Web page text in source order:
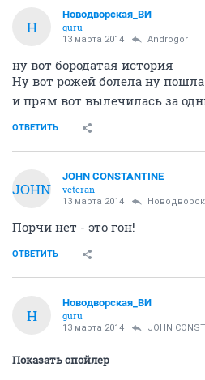
Н
Новодворcкая_ВИ
guru
13 марта 2014 Androgor
ну вот бородатая история
Ну вот рожей болела ну
и прям вот вылечилась за
ОТВЕТИТЬ
JOHN
JOHN CONSTANTINE
veteran
13 марта 2014
Порчи нет - это гон!
ОТВЕТИТЬ
Н
Новодворcкая_ВИ
guru
13 марта 2014 JOHN
Показать спойлер